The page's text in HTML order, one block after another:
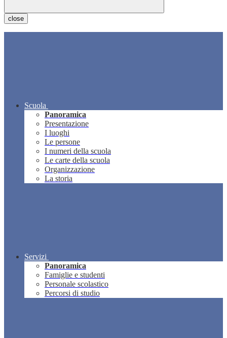
close
Scuola
Panoramica
Presentazione
I luoghi
Le persone
I numeri della scuola
Le carte della scuola
Organizzazione
La storia
Servizi
Panoramica
Famiglie e studenti
Personale scolastico
Percorsi di studio